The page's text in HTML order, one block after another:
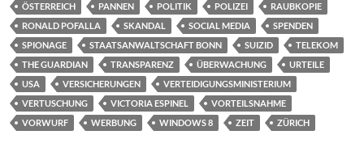
ÖSTERREICH
PANNEN POLITIK POLIZEI
RAUBKOPIE
RONALD POFALLA
SKANDAL SOCIAL MEDIA
SPENDEN
SPIONAGE
STAATSANWALTSCHAFT BONN SUIZID
TELEKOM
THE GUARDIAN
TRANSPARENZ ÜBERWACHUNG
URTEILE
USA
VERSICHERUNGEN
VERTEIDIGUNGSMINISTERIUM
VERTUSCHUNG
VICTORIA ESPINEL
VORTEILSNAHME
VORWURF
WERBUNG WINDOWS 8 ZEIT ZÜRICH